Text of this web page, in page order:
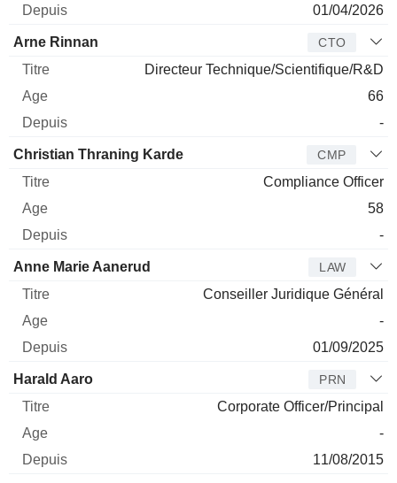
01/04/2026
Arne Rinnan CTO
Directeur Technique/Scientifique/R&D
66
-
Christian Thraning Karde CMP
Compliance Officer
58
-
Anne Marie Aanerud LAW
Conseiller Juridique Général
-
01/09/2025
Harald Aaro PRN
Corporate Officer/Principal
-
11/08/2015